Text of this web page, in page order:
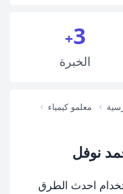
3
+
الخبرة
معلمو كيمياء
نوفل
احدث الطرق